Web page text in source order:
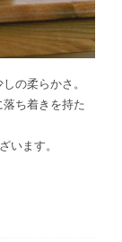
の柔らかさ。
ち着きを持た
います。